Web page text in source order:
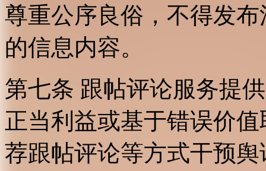
尊重公序良俗，不得发
的信息内容。
第七条 跟帖评论服务提
正当利益或基于错误价
荐跟帖评论等方式干预